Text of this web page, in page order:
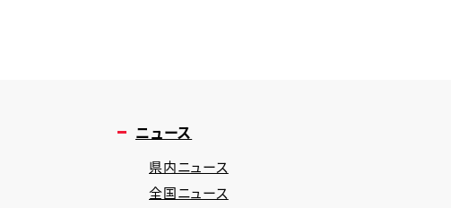
ニュース
県内ニュース
全国ニュース